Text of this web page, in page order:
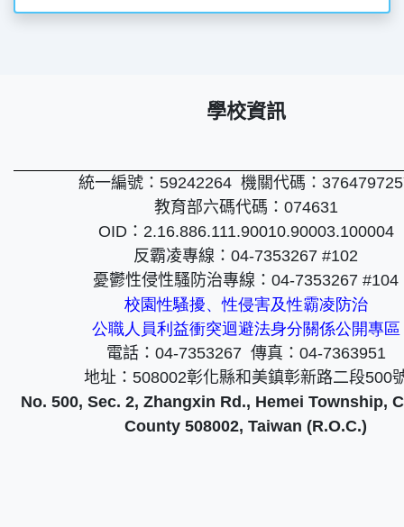
學校資訊
統一編號： 59242264 機關代碼：
教育部六碼代碼： 074631
OID： 2.16.886.111.90010.90003.100004
反霸凌專線： 04-7353267 #102
憂鬱性侵性騷防治專線： 04-7353267 #104
校園性騷擾、性侵害及性霸凌防治
公職人員利益衝突迴避法身分關係公開專區
電話： 04-7353267 傳真： 04-7363951
地址： 508002彰化縣和美鎮彰新路二段500
No. 500, Sec. 2, Zhangxin Rd., Hemei Township,
County 508002, Taiwan (R.O.C.)